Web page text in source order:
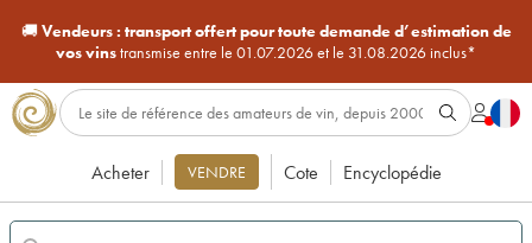
🚚Vendeurs : transport offert pour toute demande d’estimation de
vos vinstransmise entre le 01.07.2026 et le 31.08.2026 inclus*
Acheter VENDRE Cote Encyclopédie